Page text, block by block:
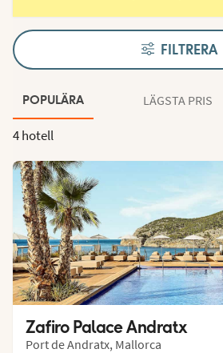
FILTRERA
POPULÄRA LÄGSTA PRIS
4 hotell
Zafiro Palace Andratx
Port de Andratx, Mallorca